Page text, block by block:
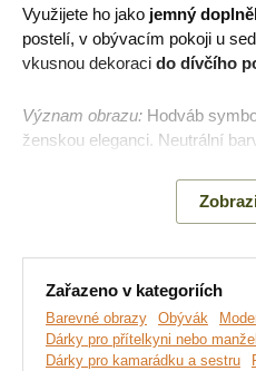
Využijete ho jako jemný
postelí, v obývacím pokoji u
vkusnou dekoraci do dívčího
Význam obrazu: Hodváb
ženskou eleganci. Neutrální
Zařazeno v kategoriích
Barevné obrazy Obývák
Dárky pro přítelkyni nebo
Dárky pro kamarádku a sestru